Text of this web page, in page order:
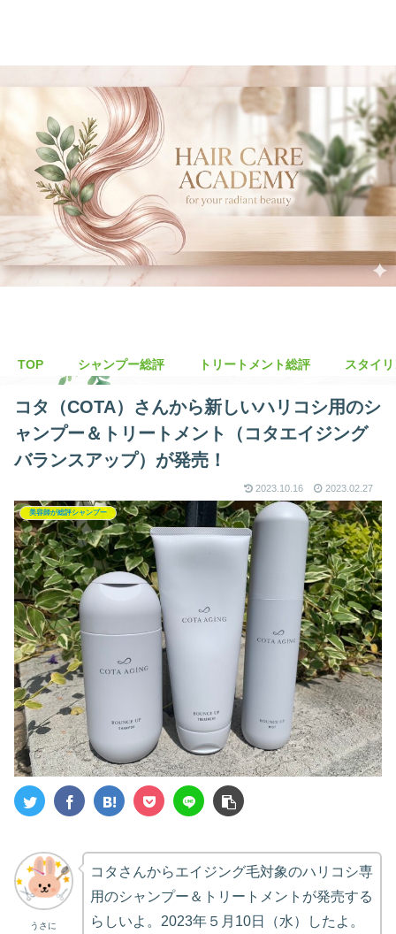
TOP シャンプー総評 トリートメント総評 スタイ
コタ（COTA）さんから新しいハリコシ用のシ
ャンプー＆トリートメント（コタエイジング
バランスアップ）が発売！
2023.10.16 2023.02.27
美容師が総評シャンプー
うさに
コタさんからエイジング毛対象のハリコシ専
用のシャンプー＆トリートメントが発売する
らしいよ。2023年５月10日（水）したよ。